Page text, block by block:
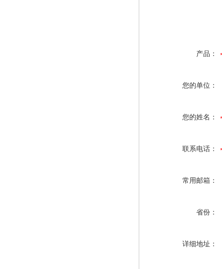
产品：
您的单位：
您的姓名：
联系电话：
常用邮箱：
省份：
详细地址：